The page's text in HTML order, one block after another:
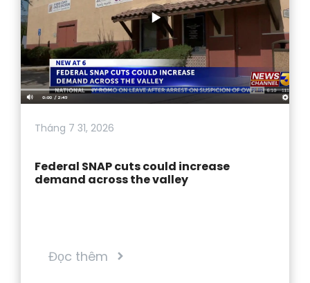
Tháng 7 31, 2026
Federal SNAP cuts could increase
demand across the valley
Đọc thêm